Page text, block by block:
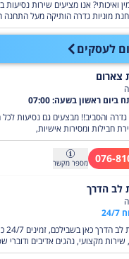
לעסקים
076- מספרמקשר
צארום
ביום ראשון בשעה: 07:00
חבילות ומסירות אישיות,
076- מספר מקשר
לב הדרך
7
מקצועי, נהגים אדיבים
תקבלו שירות בטוח, איכותי ותמיד